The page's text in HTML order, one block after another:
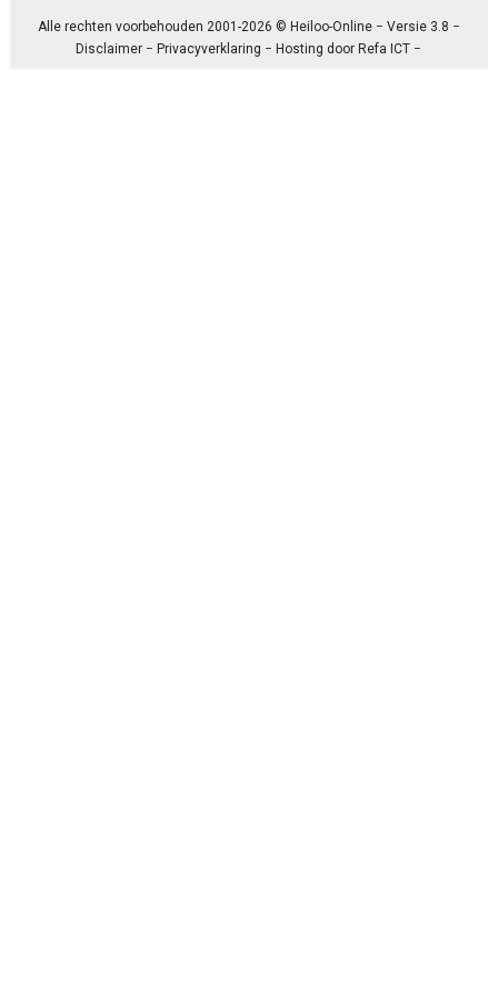
Alle rechten voorbehouden 2001-2026 © Heiloo-Online − Versie 3.8 −
Disclaimer −Privacyverklaring − Hosting doorRefa ICT −